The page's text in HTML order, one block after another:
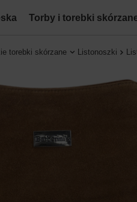
Torby i torebki
torebki skórzane Listonoszki